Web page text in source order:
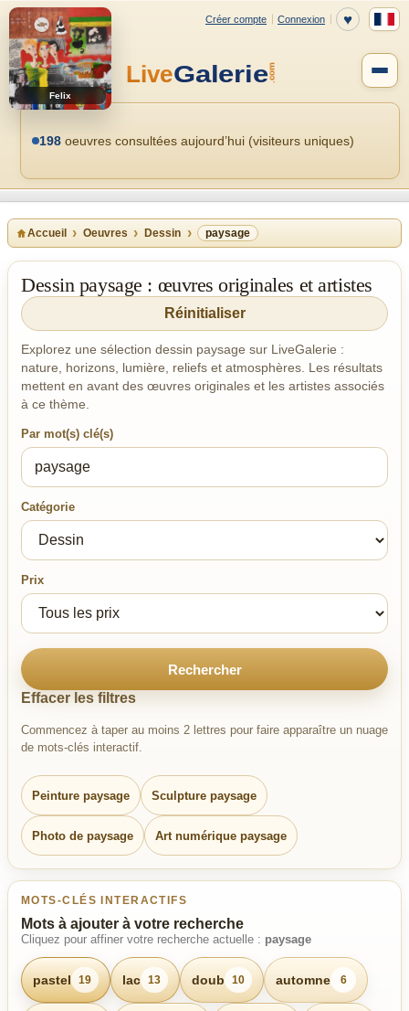
Felix
198 oeuvres consultées aujourd’hui (visiteurs uniques)
Accueil Oeuvres Dessin paysage
Dessin paysage : œuvres originales et artistes
Réinitialiser
Explorez une sélection dessin paysage sur LiveGalerie :
nature, horizons, lumière, reliefs et atmosphères. Les résultats
mettent en avant des œuvres originales et les artistes associés
à ce thème.
Par mot(s) clé(s)
Catégorie
Prix
Rechercher
Effacer les filtres
Commencez à taper au moins 2 lettres pour faire apparaître un nuage
de mots-clés interactif.
Peinture paysage Sculpture paysage
Photo de paysage Art numérique paysage
MOTS-CLÉS INTERACTIFS
Mots à ajouter à votre recherche
Cliquez pour affiner votre recherche actuelle : paysage
pastel 19 lac 13 doub 10 automne 6